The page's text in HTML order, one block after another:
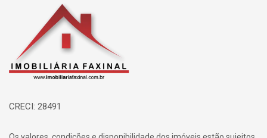
Página inicial
CRECI: 28491